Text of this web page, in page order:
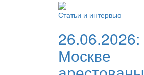
Статьи и интервью
26.06.2026:
Москве